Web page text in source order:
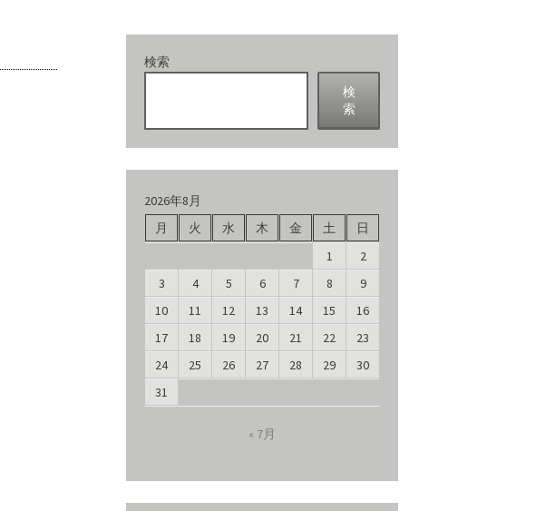
検索
検
索
2026年8月
月
火 水 木 金 土
日
1
2
3
4 5 6 7 8
9
10
11 12 13 14 15
16
17
18 19 20 21 22
23
24
25 26 27 28 29
30
31
« 7月